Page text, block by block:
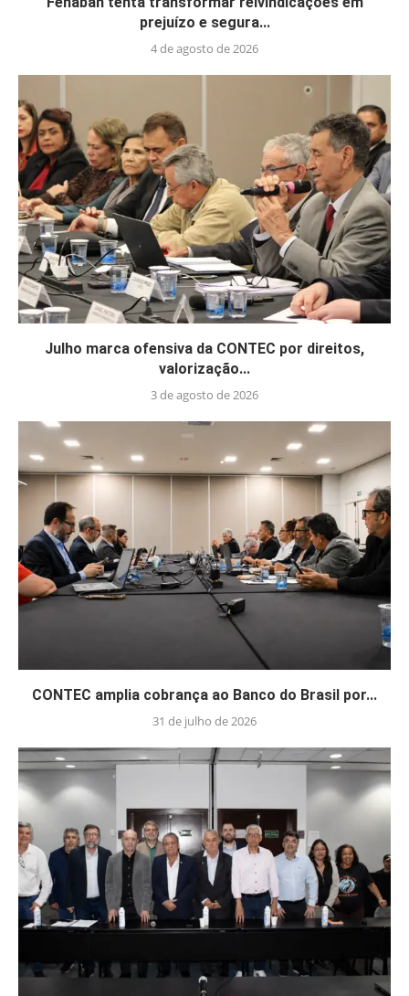
prejuízo e segura...
4 de agosto de 2026
Julho marca ofensiva da CONTEC por direitos,
valorização...
3 de agosto de 2026
CONTEC amplia cobrança ao Banco do Brasil por...
31 de julho de 2026